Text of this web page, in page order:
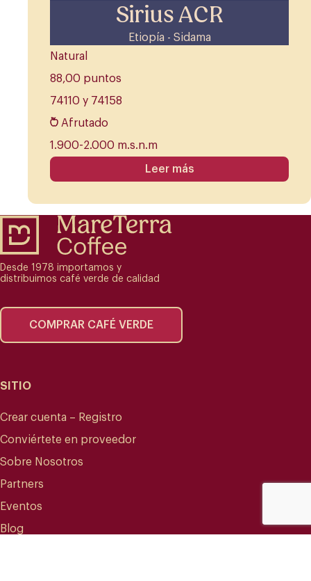
Sirius ACR
Etiopía - Sidama
Natural
88,00 puntos
74110 y 74158
Afrutado
1.900-2.000 m.s.n.m
Leer más
Desde 1978 importamos y
distribuimos café verde de calidad
COMPRAR CAFÉ VERDE
SITIO
Crear cuenta – Registro
Conviértete en proveedor
Sobre Nosotros
Partners
Eventos
Blog